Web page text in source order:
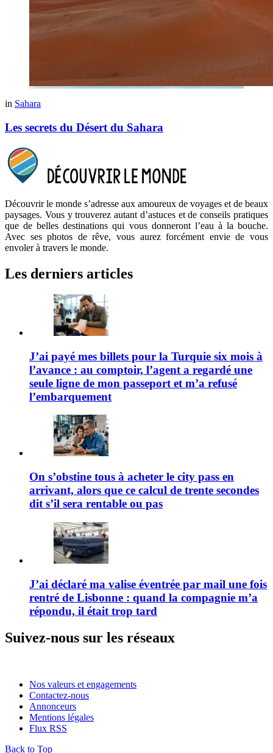
in Sahara
Les secrets du Désert du Sahara
Découvrir le monde s’adresse aux amoureux de voyages et de beaux
paysages. Vous y trouverez autant d’astuces et de conseils pratiques
que de belles destinations qui vous donneront l’eau à la bouche.
Avec ses photos de rêve, vous aurez forcément envie de vous
envoler à travers le monde.
Les derniers articles
J’ai payé mes billets pour la Turquie six mois à
l’avance : au comptoir, l’agent a regardé une
seule ligne de mon passeport et m’a refusé
l’embarquement
On s’obstine tous à acheter le city pass en
arrivant, alors que ce calcul de trente secondes
dit s’il sera rentable ou pas
J’ai déclaré ma valise éventrée par mail une fois
rentré de Lisbonne : quand la compagnie m’a
répondu, il était trop tard
Suivez-nous sur les réseaux
Nos valeurs et engagements
Contactez-nous
Annonceurs
Mentions légales
Flux RSS
Back to Top